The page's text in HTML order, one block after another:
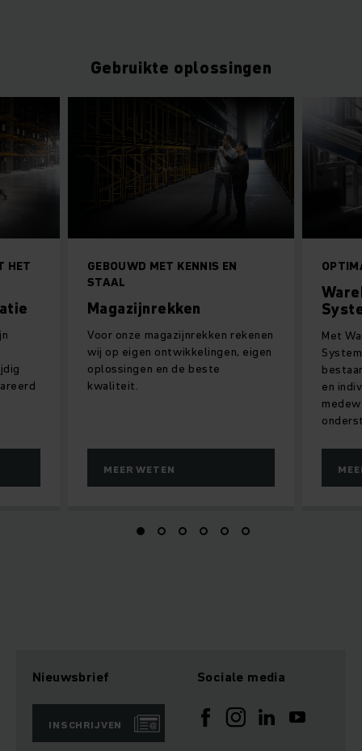
Gebruikte oplossingen
GEBOUWD MET KENNIS EN
STAAL
Magazijnrekken
Voor onze magazijnrekken rekenen
wij op eigen ontwikkelingen, eigen
oplossingen en de beste
kwaliteit.
MEER WETEN
Met
en
HET
Nieuwsbrief
INSCHRIJVEN
Sociale media